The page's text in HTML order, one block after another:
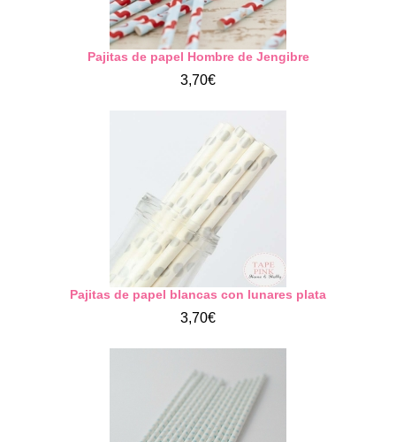
Pajitas de papel Hombre de Jengibre
3,70€
Pajitas de papel blancas con lunares plata
3,70€